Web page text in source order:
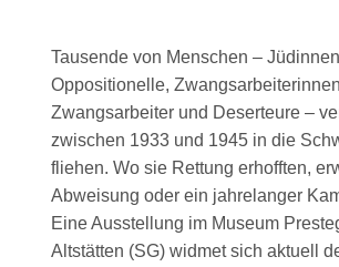
Tausende von Menschen –
Oppositionelle,
Zwangsarbeiter und Deserteure –
zwischen 1933 und 1945 in die
fliehen. Wo sie Rettung erhofften,
Abweisung oder ein jahrelanger
Eine Ausstellung im Museum
Altstätten (SG) widmet sich aktuell